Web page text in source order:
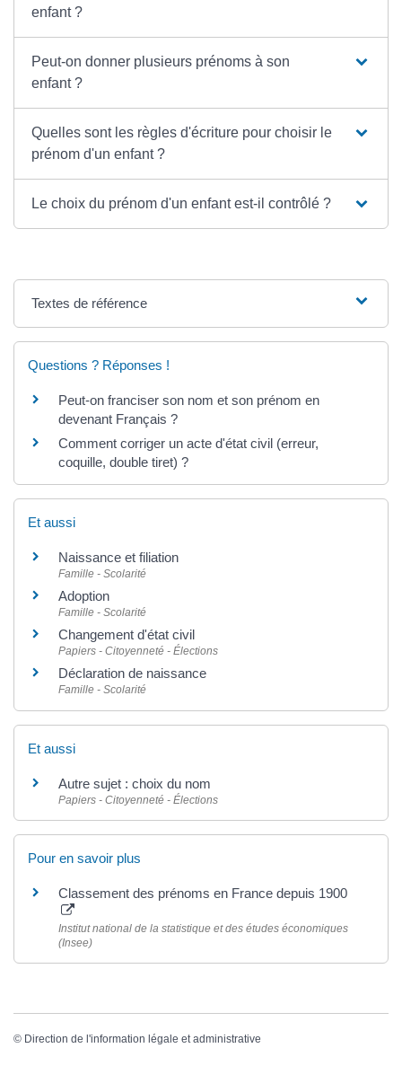
enfant ?
Peut-on donner plusieurs prénoms à son
enfant ?
Quelles sont les règles d'écriture pour choisir le
prénom d'un enfant ?
Le choix du prénom d'un enfant est-il contrôlé ?
Textes de référence
Questions ? Réponses !
Peut-on franciser son nom et son prénom en
devenant Français ?
Comment corriger un acte d'état civil (erreur,
coquille, double tiret) ?
Et aussi
Naissance et filiation
Famille - Scolarité
Adoption
Famille - Scolarité
Changement d'état civil
Papiers - Citoyenneté - Élections
Déclaration de naissance
Famille - Scolarité
Et aussi
Autre sujet : choix du nom
Papiers - Citoyenneté - Élections
Pour en savoir plus
Classement des prénoms en France depuis 1900
Institut national de la statistique et des études économiques
(Insee)
© Direction de l'information légale et administrative